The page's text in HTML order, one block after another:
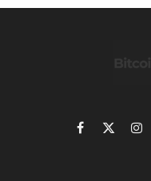
Facebook
X